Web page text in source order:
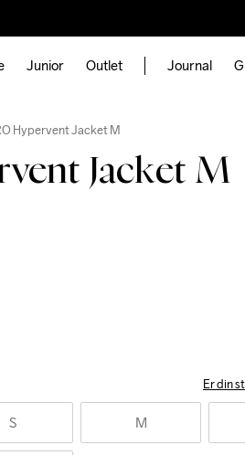
Junior Outlet Journal
Hypervent Jacket M
Jacket M
Er din
S M